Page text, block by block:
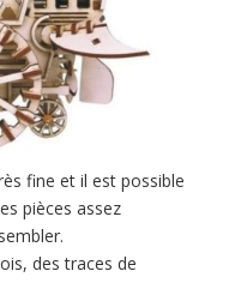
fine et il est possible
pièces assez
des traces de